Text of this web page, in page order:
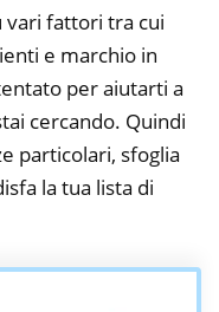
vari fattori tra cui
e marchio in
per aiutarti a
cercando. Quindi
particolari, sfoglia
la tua lista di